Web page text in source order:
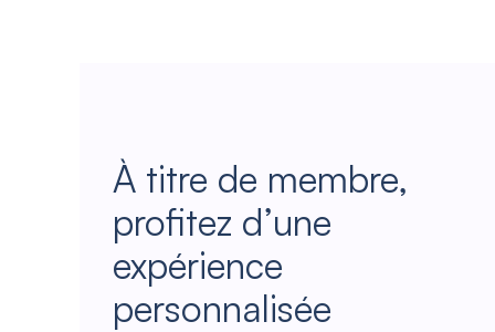
À titre de membre,
profitez d’une
expérience
personnalisée